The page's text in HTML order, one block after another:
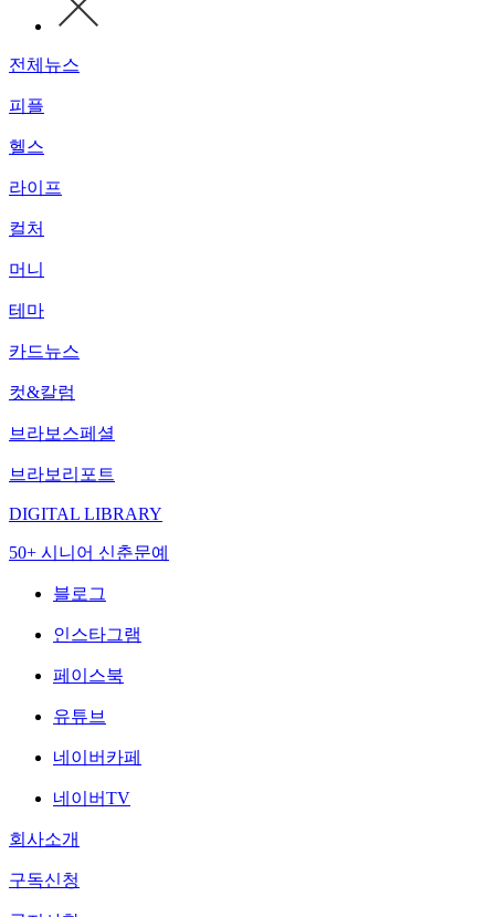
전체뉴스
피플
헬스
라이프
컬처
머니
테마
카드뉴스
컷&칼럼
브라보스페셜
브라보리포트
DIGITAL LIBRARY
50+ 시니어 신춘문예
블로그
인스타그램
페이스북
유튜브
네이버카페
네이버TV
회사소개
구독신청